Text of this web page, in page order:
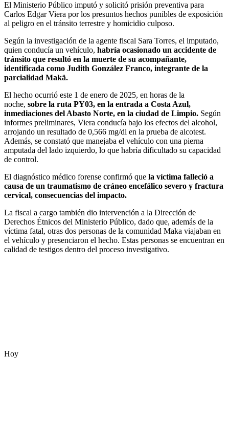
El Ministerio Público imputó y solicitó prisión preventiva para
Carlos Edgar Viera por los presuntos hechos punibles de exposición
al peligro en el tránsito terrestre y homicidio culposo.
Según la investigación de la agente fiscal Sara Torres, el imputado,
quien conducía un vehículo, habría ocasionado un accidente de
tránsito que resultó en la muerte de su acompañante,
identificada como Judith González Franco, integrante de la
parcialidad Makä.
El hecho ocurrió este 1 de enero de 2025, en horas de la
noche, sobre la ruta PY03, en la entrada a Costa Azul,
inmediaciones del Abasto Norte, en la ciudad de Limpio. Según
informes preliminares, Viera conducía bajo los efectos del alcohol,
arrojando un resultado de 0,566 mg/dl en la prueba de alcotest.
Además, se constató que manejaba el vehículo con una pierna
amputada del lado izquierdo, lo que habría dificultado su capacidad
de control.
El diagnóstico médico forense confirmó que la víctima falleció a
causa de un traumatismo de cráneo encefálico severo y fractura
cervical, consecuencias del impacto.
La fiscal a cargo también dio intervención a la Dirección de
Derechos Étnicos del Ministerio Público, dado que, además de la
víctima fatal, otras dos personas de la comunidad Maka viajaban en
el vehículo y presenciaron el hecho. Estas personas se encuentran en
calidad de testigos dentro del proceso investigativo.
Hoy